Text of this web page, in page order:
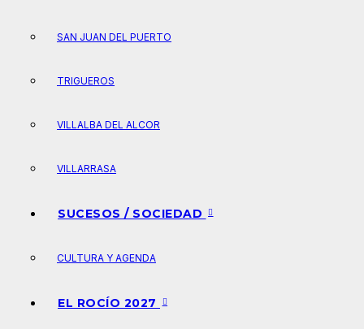
SAN JUAN DEL PUERTO
TRIGUEROS
VILLALBA DEL ALCOR
VILLARRASA
SUCESOS / SOCIEDAD
CULTURA Y AGENDA
EL ROCÍO 2027